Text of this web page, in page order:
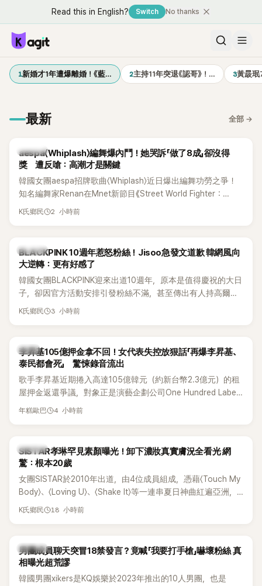
Read this in English? Switch No thanks
1新婚才1年遭爆離婚！《藍… 2主持11年突退《認哥》！… 3黃晸
最新 全部 →
K-POP
aespa〈Whiplash〉編舞爆內鬥！她哭訴「做了8成」卻沒得
獎 遭反嗆：高潮才是關鍵
韓國女團aespa招牌歌曲〈Whiplash〉近日爆出編舞功勞之爭！
知名編舞家Renan在Mnet新節目《Street World Fighter：
Directors' War》預告中，公開談及自己在〈Whiplash〉編舞上的
K氏鄉民 2 小時前
K-POP
BLACKPINK 10週年惹怒粉絲！Jisoo急發文道歉 韓網風向
大逆轉：更有好感了
韓國女團BLACKPINK迎來出道10週年，原本是值得慶祝的大日
子，卻因官方活動安排引發粉絲不滿，甚至傳出有人持高爾夫
球桿到YG娛樂大樓鬧事。Jisoo今（8日）也親自發文向BLINK
K氏鄉民 3 小時前
韓星
李昇基105億押金拿不回！女代表失控放狠話「再爆李昇基、
泰民都會死」 驚悚錄音流出
歌手李昇基近期捲入高達105億韓元（約新台幣2.3億元）的租
屋押金返還爭議，對象正是演藝企劃公司One Hundred Label
代表車佳媛(차가원)。如今事件再掀風波，YouTuber李鎮浩公開
年糕歐巴 4 小時前
K-POP
SISTAR孝琳罕見素顏曝光！卸下濃妝真實膚況全看光 網
驚：根本20歲
女團SISTAR於2010年出道，由4位成員組成，憑藉〈Touch My
Body〉、〈Loving U〉、〈Shake It〉等一連串夏日神曲紅遍亞洲，
獲封「夏日女王」。不過，團體在出道滿7年後宣布解散，成員各
不僅展現兩人多年不變的好交情，她幾乎素顏入鏡的真實模
樣，也意外掀起網友熱議。
K氏鄉民 18 小時前
K-POP
男團成員聊天突冒18禁發言？竟喊「我要打手槍」嚇壞粉絲 真
相曝光超荒謬
韓國男團xikers是KQ娛樂於2023年推出的10人男團，也是